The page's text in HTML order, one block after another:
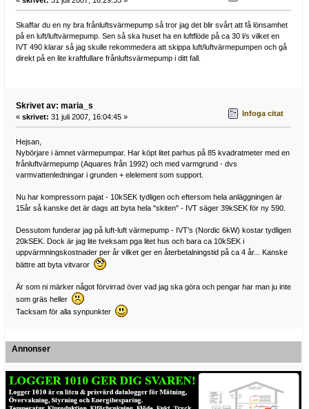
Skaffar du en ny bra frånluftsvärmepump så tror jag det blir svårt att få lönsamhet
på en luft/luftvärmepump. Sen så ska huset ha en luftflöde på ca 30 l/s vilket en
IVT 490 klarar så jag skulle rekommedera att skippa luft/luftvärmepumpen och gå
direkt på en lite kraftfullare frånluftsvärmepump i ditt fall.
Skrivet av: maria_s
« skrivet: 31 juli 2007, 16:04:45 » Infoga citat
Hejsan,
Nybörjare i ämnet värmepumpar. Har köpt litet parhus på 85 kvadratmeter med en
frånluftvärmepump (Aquares från 1992) och med varmgrund - dvs
varmvattenledningar i grunden + elelement som support.
Nu har kompressorn pajat - 10kSEK tydligen och eftersom hela anläggningen är
15år så kanske det är dags att byta hela "skiten" - IVT säger 39kSEK för ny 590.
Dessutom funderar jag på luft-luft värmepump - IVT's (Nordic 6kW) kostar tydligen
20kSEK. Dock är jag lite tveksam pga litet hus och bara ca 10kSEK i
uppvärmningskostnader per år vilket ger en återbetalningstid på ca 4 år... Kanske
bättre att byta vitvaror
Är som ni märker något förvirrad över vad jag ska göra och pengar har man ju inte
som gräs heller
Tacksam för alla synpunkter
Annonser